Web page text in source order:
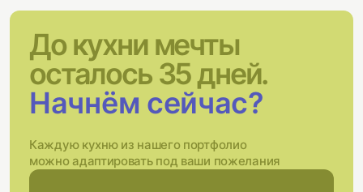
До кухни мечты
осталось 35 дней.
Начнём сейчас?
Каждую кухню из нашего портфолио
можно адаптировать под ваши пожелания